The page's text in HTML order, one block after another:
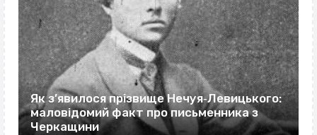
Як з’явилося прізвище Нечуя‐Левицького:
маловідомий факт про письменника з
Черкащини